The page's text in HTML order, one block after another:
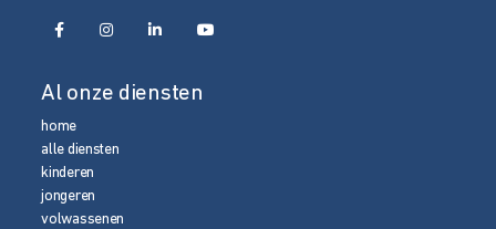
Al onze diensten
home
alle diensten
kinderen
jongeren
volwassenen